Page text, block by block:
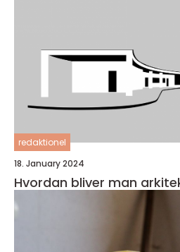
redaktionel
18. January 2024
Hvordan bliver man